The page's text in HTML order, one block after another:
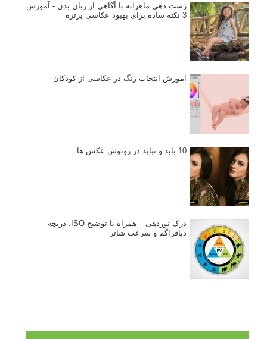
ژست دهی ماهرانه با آگاهی از زبان بدن - آموزش
3 نکته ساده برای بهبود عکاسی پرتره
آموزش انتخاب رنگ در عکاسی از کودکان
10 باید و نباید در روتوش عکس ها
درک نوردهی – همراه با توضیح ISO، دریچه
دیافراگم و سرعت شاتر